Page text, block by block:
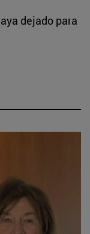
dejado para